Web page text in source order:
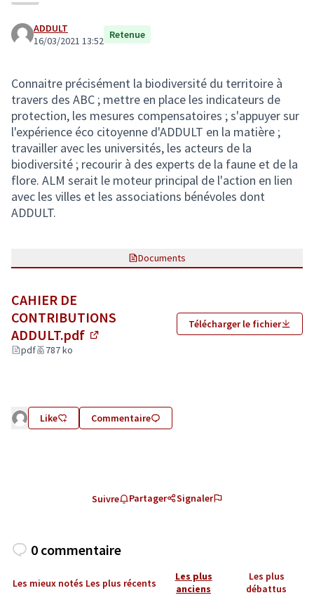
ADDULT
16/03/2021 13:52 Retenue
Connaitre précisément la biodiversité du territoire à
travers des ABC ; mettre en place les indicateurs de
protection, les mesures compensatoires ; s'appuyer sur
l'expérience éco citoyenne d'ADDULT en la matière ;
travailler avec les universités, les acteurs de la
biodiversité ; recourir à des experts de la faune et de la
flore. ALM serait le moteur principal de l'action en lien
avec les villes et les associations bénévoles dont
ADDULT.
Documents
CAHIER DE
CONTRIBUTIONS
ADDULT.pdf
pdf 787 ko
Télécharger le fichier
Like Commentaire
Suivre Partager Signaler
0 commentaire
Les mieux notés Les plus récents
Les plus
anciens
Les plus
débattus